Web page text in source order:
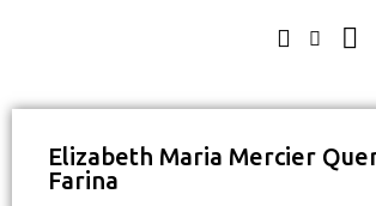
Elizabeth Maria Mercier
Farina